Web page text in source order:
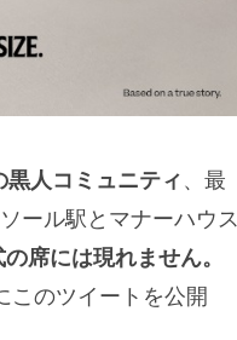
黒人コミュニティ、最
ール駅とマナーハウス
席には現れません。
このツイートを公開